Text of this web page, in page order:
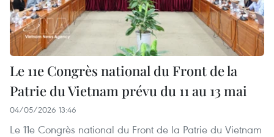
Le 11e Congrès national du Front de la
Patrie du Vietnam prévu du 11 au 13 mai
04/05/2026 13:46
Le 11e Congrès national du Front de la Patrie du Vietnam